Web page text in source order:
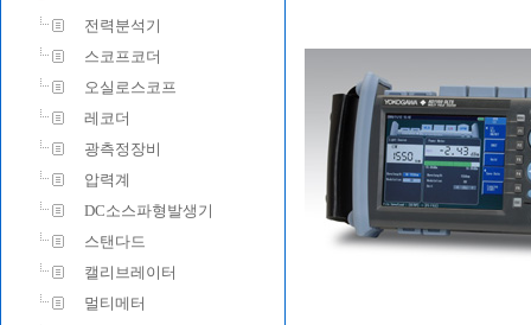
전력분석기
스코프코더
오실로스코프
레코더
광측정장비
압력계
DC소스파형발생기
스탠다드
캘리브레이터
멀티메터